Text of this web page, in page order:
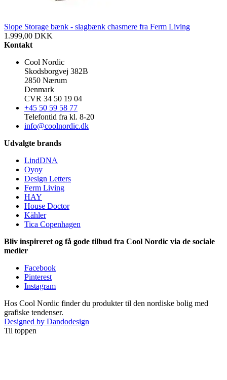
Slope Storage bænk - slagbænk chasmere fra Ferm Living
1.999,00 DKK
Kontakt
Cool Nordic
Skodsborgvej 382B
2850 Nærum
Denmark
CVR 34 50 19 04
+45 50 59 58 77
Telefontid fra kl. 8-20
info@coolnordic.dk
Udvalgte brands
LindDNA
Oyoy
Design Letters
Ferm Living
HAY
House Doctor
Kähler
Tica Copenhagen
Bliv inspireret og få gode tilbud fra Cool Nordic via de sociale
medier
Facebook
Pinterest
Instagram
Hos Cool Nordic finder du produkter til den nordiske bolig med
grafiske tendenser.
Designed by Dandodesign
Til toppen